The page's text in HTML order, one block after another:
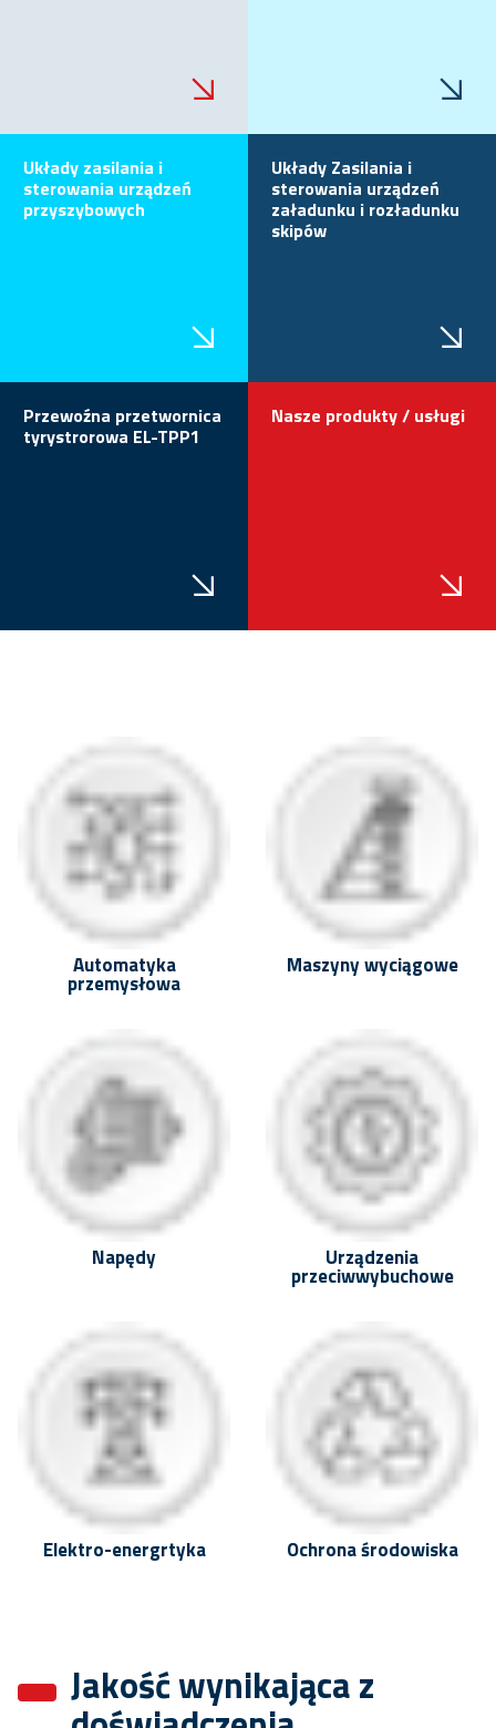
Układy zasilania i
sterowania urządzeń
przyszybowych
Układy Zasilania i
sterowania urządzeń
załadunku i rozładunku
skipów
Przewoźna przetwornica
tyrystrorowa EL-TPP1
Nasze produkty / usługi
Automatyka
przemysłowa
Maszyny wyciągowe
Napędy Urządzenia
przeciwwybuchowe
Elektro-energrtyka Ochrona środowiska
Jakość wynikająca z